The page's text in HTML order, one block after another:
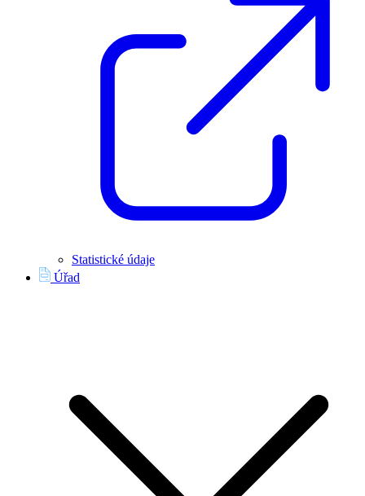
Statistické údaje
Úřad